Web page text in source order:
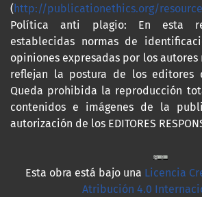
( http://publicationethics.org/
Política anti plagio: En esta
establecidas normas de
opiniones expresadas por los autores
reflejan la postura de los editores
Queda prohibida la reproducción
contenidos e imágenes de la
autorización de los EDITORES
Esta obra está bajo una Licencia
Atribución 4.0